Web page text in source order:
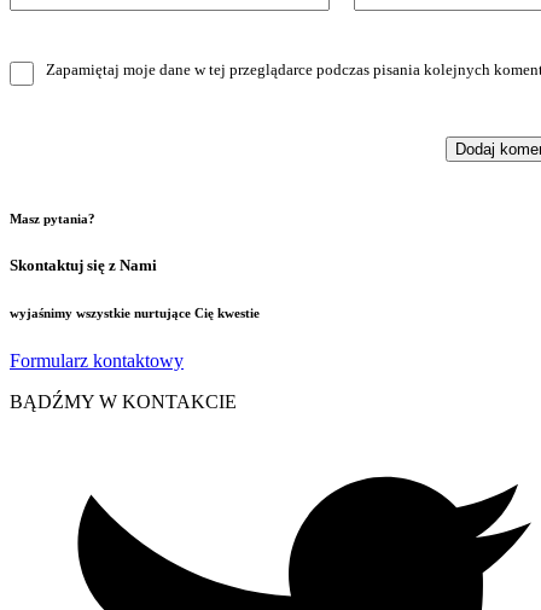
Zapamiętaj moje dane w tej przeglądarce podczas pisania kolejnych
Masz pytania?
Skontaktuj się z Nami
wyjaśnimy wszystkie nurtujące Cię kwestie
Formularz kontaktowy
BĄDŹMY W KONTAKCIE